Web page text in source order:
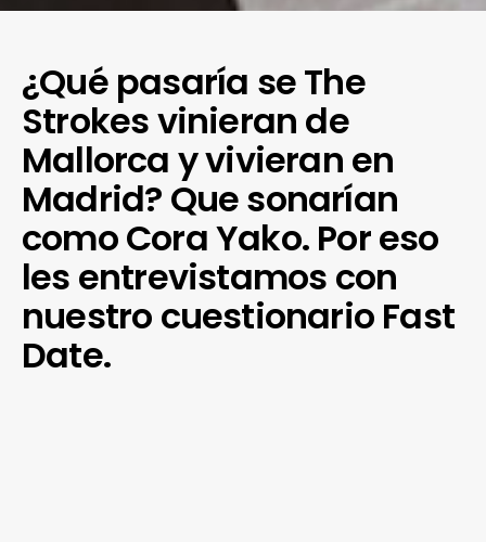
¿Qué pasaría se The
Strokes vinieran de
Mallorca y vivieran en
Madrid? Que sonarían
como Cora Yako. Por eso
les entrevistamos con
nuestro cuestionario Fast
Date.